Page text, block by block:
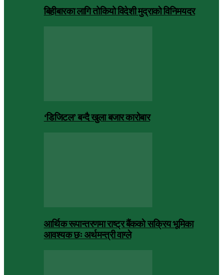
बिहीबारका लागि तोकियो विदेशी मुद्राको विनिमयदर
‘डिजिटल’ बन्दै खुला बजार कारोबार
आर्थिक रूपान्तरणमा राष्ट्र बैंकको सक्रिय भूमिका
आवश्यक छः अर्थमन्त्री वाग्ले